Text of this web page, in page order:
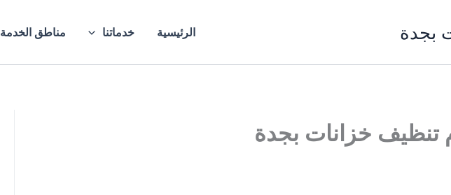
بجدة الرئيسية خدماتنا مناطق الخدمة
تنظيف خزانات بجدة